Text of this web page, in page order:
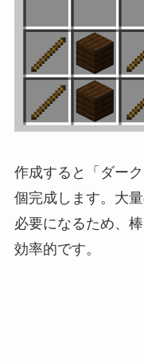
作成すると「ダー
個完成します。大
必要になるため、
効率的です。